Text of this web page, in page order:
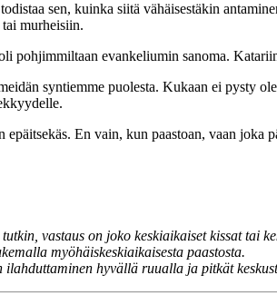
sen, kuinka siitä vähäisestäkin
murheisiin.
pohjimmiltaan evankeliumin sanoma.
syntiemme puolesta. Kukaan ei pysty
En vain, kun paastoan, vaan joka
vastaus on joko keskiaikaiset kissat tai
myöhäiskeskiaikaisesta paastosta.
hyvällä ruualla ja pitkät